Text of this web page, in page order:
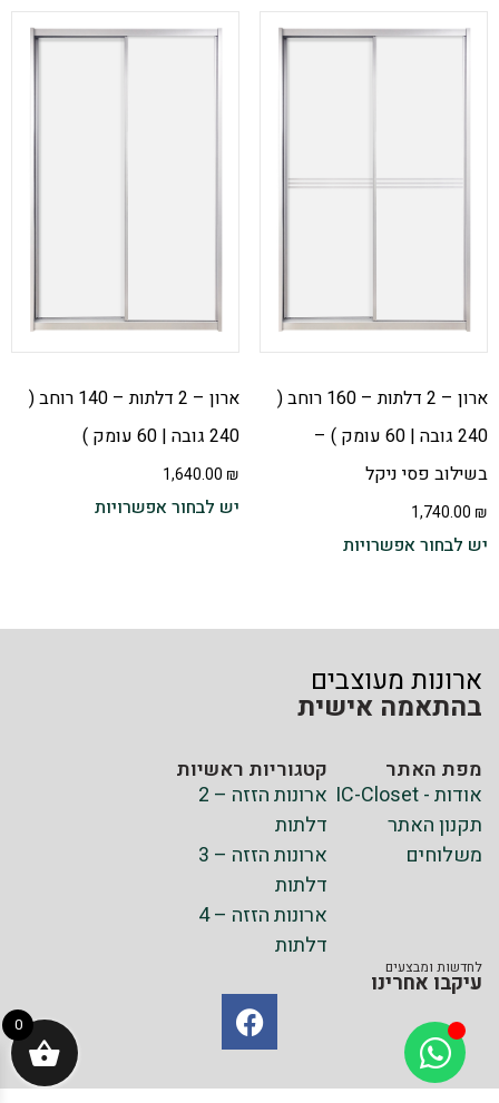
ארון – 2 דלתות – 160 רוחב (
240 גובה | 60 עומק ) –
בשילוב פסי ניקל
1,740.00 ₪
יש לבחור אפשרויות
ארון – 2 דלתות – 140 רוחב (
240 גובה | 60 עומק )
1,640.00 ₪
יש לבחור אפשרויות
ארונות מעוצבים
בהתאמה אישית
מפת האתר
אודות - IC-Closet
תקנון האתר
משלוחים
קטגוריות ראשיות
ארונות הזזה – 2
דלתות
ארונות הזזה – 3
דלתות
ארונות הזזה – 4
דלתות
לחדשות ומבצעים
עיקבו אחרינו
0